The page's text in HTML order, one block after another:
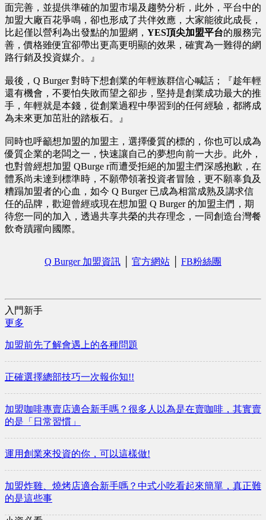
面完善，並提供準確的加盟市場及趨勢分析，此外，平台中的
加盟大廠百花爭鳴，卻也形成了共伴效應，大家能彼此成長，
比起僅以營利為出發點的加盟網， YES頂尖加盟平台的服務完
善，價格雖便宜卻帶出更高更明顯的效果，確實為一難得的網
路行銷及投資媒介。』
最後，Q Burger 對時下想創業的年輕族群信心喊話；『趁年輕
還有機會，不要怕失敗而望之卻步，堅持是創業成功最大的推
手，年輕就是本錢，從創業過程中學習到的任何經驗，都將成
為未來更加茁壯的踏板石。』
同時也呼籲想加盟的加盟主，選擇優質的標的，你也可以成為
優質企業的老闆之一，快速讓自己的夢想向前一大步。此外，
也對曾經想加盟 QBurge r而遭受拒絕的加盟主們深感抱歉，在
體系尚未達到標準時，不願帶領著投資者冒險，更不願辜負及
糟蹋加盟者的心血，如今 Q Burger 已成為相當成熟及講求信
任的品牌，歡迎曾經或現在想加盟 Q Burger 的加盟主們，期
待您一同的加入，透過共享共榮的共存理念，一同創造台灣餐
飲奇蹟躍向國際。
Q Burger 加盟資訊 官方網站 FB粉絲團
入門新手
更多
加盟前先了解會遇上的各種問題
正確選擇總部技巧一次報你知!!
加盟咖啡專賣店適合新手嗎？很多人以為是在賣咖啡，其實賣
的是「日常習慣」
運用創業來投資的你，可以這樣做!
加盟炸雞、燒烤店適合新手嗎？中式小吃看起來簡單，真正難
的是這些事